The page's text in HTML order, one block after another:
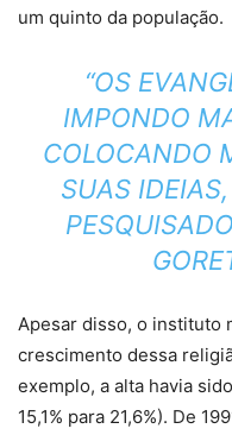
um quinto da população.
“OS
IMPONDO
COLOCANDO
SUAS
Apesar disso, o instituto
crescimento dessa
exemplo, a alta havia
15,1% para 21,6%). De